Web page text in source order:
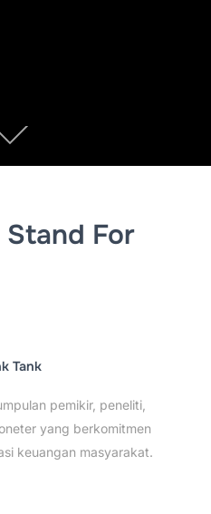
For
Tank
pemikir, peneliti,
yang berkomitmen
keuangan masyarakat.